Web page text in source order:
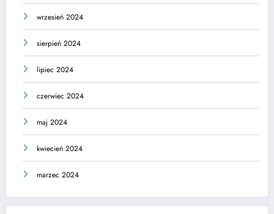
wrzesień 2024
sierpień 2024
lipiec 2024
czerwiec 2024
maj 2024
kwiecień 2024
marzec 2024